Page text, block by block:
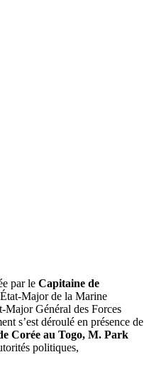
par le Capitaine de
Major de la Marine
Major Général des Forces
s’est déroulé en présence de
Corée au Togo, M. Park
politiques,